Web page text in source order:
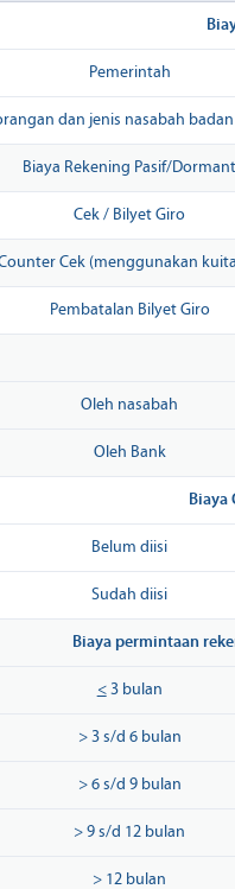
Pemerintah
dan jenis nasabah
Biaya Rekening Pasif/Dormant
Cek / Bilyet Giro
Cek (menggunakan
Pembatalan Bilyet Giro
Oleh nasabah
Oleh Bank
Biaya
Belum diisi
Sudah diisi
Biaya permintaan
<3 bulan
> 3 s/d 6 bulan
> 6 s/d 9 bulan
> 9 s/d 12 bulan
> 12 bulan